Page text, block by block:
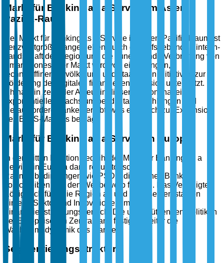
Markt für Banking as a Service im Asien-
Pazifik-Raum
Der Markt für Banking as a Service im Asien-Pazifik-Raum ist
der zweitgrößte, angetrieben durch die aufstrebende Fintech-
Landschaft der Region und die zunehmende Verbreitung von
Smartphones. Der Markt wird von einer jungen,
technikaffinen Bevölkerung und staatlichen Initiativen zur
Förderung der digitalen finanziellen Inklusion unterstützt.
China, ein zentraler Akteur in dieser Region, hat ein
exponentielles Wachstum bei digitalen Zahlungen und
Herausfordererbanken erlebt, was erheblich zur Expansion
des BaaS-Marktes beiträgt.
Markt für Banking as a Service in Europa
In der dritten Position gedeiht der Markt für Banking as a
Service in Europa dank regulatorischer
Rahmenbedingungen wie PSD2, die offenes Banking
vorschreiben und den Wettbewerb fördern. Das Vereinigte
Königreich führt die Region an und nutzt seinen starken
Fintech-Sektor und Innovationen im
Finanzdienstleistungsbereich. Die unterstützenden Politiken
der Europäischen Zentralbank festigen weiter die
Wachstumsdynamik des Marktes.
Segmentierungsstruktur